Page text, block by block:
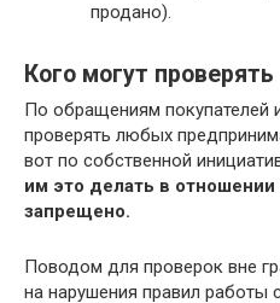
продано).
Кого могут проверять
По обращениям покупателей
проверять любых
вот по собственной
им это делать в
запрещено.
Поводом для проверок вне
на нарушения правил